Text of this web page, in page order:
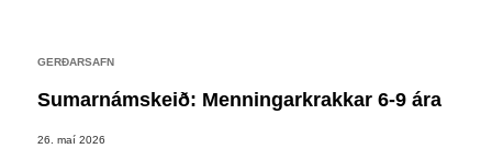
GERÐARSAFN
Sumarnámskeið: Menningarkrakkar 6-9 ára
26. maí 2026